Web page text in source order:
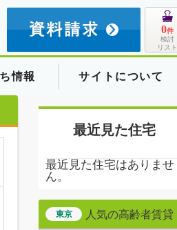
0件
検討
リスト
情報 サイトについて
最近見た住宅
最近見た住宅はありませ
ん。
東京 人気の高齢者賃貸